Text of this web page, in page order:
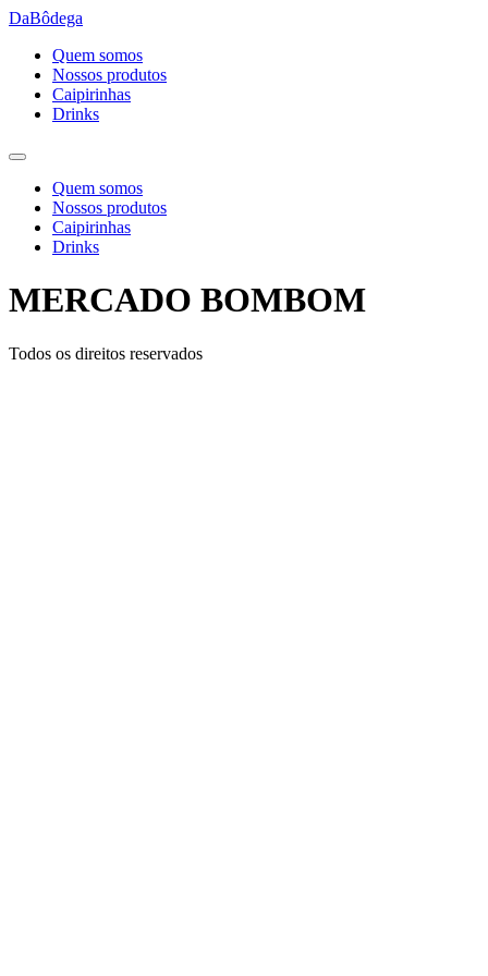
Ir
conteúdo
DaBôdega
Quem somos
Nossos produtos
Caipirinhas
Drinks
Quem somos
Nossos produtos
Caipirinhas
Drinks
MERCADO BOMBOM
Todos os direitos reservados